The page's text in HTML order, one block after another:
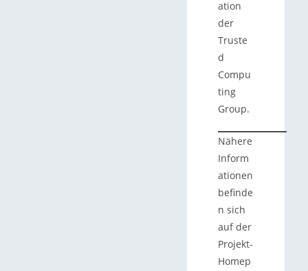
ation
der
Truste
d
Compu
ting
Group.
Nähere
Inform
ationen
befinde
n sich
auf der
Projekt-
Homep